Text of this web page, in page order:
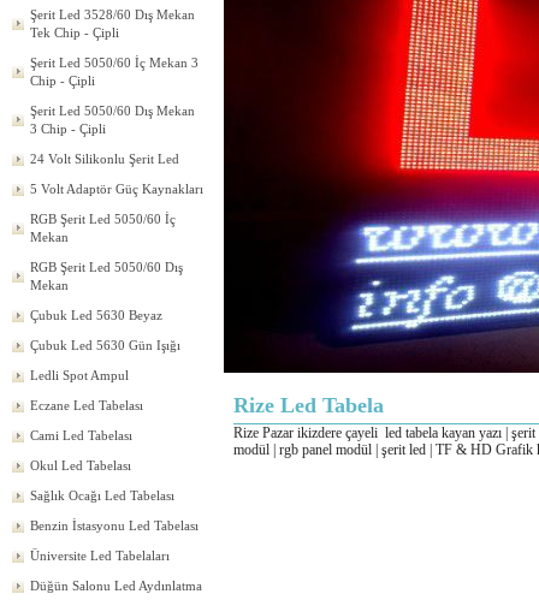
Şerit Led 3528/60 Dış Mekan
Tek Chip - Çipli
Şerit Led 5050/60 İç Mekan 3
Chip - Çipli
Şerit Led 5050/60 Dış Mekan
3 Chip - Çipli
24 Volt Silikonlu Şerit Led
5 Volt Adaptör Güç Kaynakları
RGB Şerit Led 5050/60 İç
Mekan
RGB Şerit Led 5050/60 Dış
Mekan
Çubuk Led 5630 Beyaz
Çubuk Led 5630 Gün Işığı
Ledli Spot Ampul
Eczane Led Tabelası
Cami Led Tabelası
Okul Led Tabelası
Sağlık Ocağı Led Tabelası
Benzin İstasyonu Led Tabelası
Üniversite Led Tabelaları
Düğün Salonu Led Aydınlatma
Rize Led Tabela
Rize Pazar ikizdere çayeli led tabela kayan yazı |
modül | rgb panel modül | şerit led | TF & HD Grafik